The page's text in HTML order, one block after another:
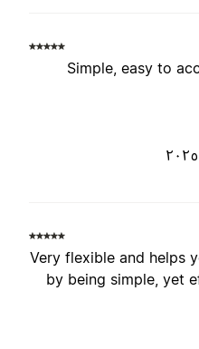
Simple, easy
Very flexible and
by being simple,